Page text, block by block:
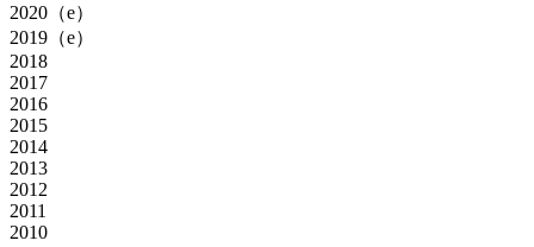
2020（e）
2019（e）
2018
2017
2016
2015
2014
2013
2012
2011
2010